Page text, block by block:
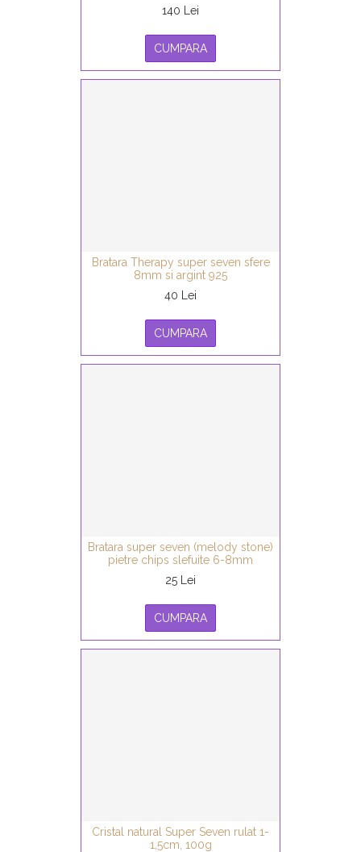
140 Lei
CUMPARA
Bratara Therapy super seven sfere
8mm si argint 925
40 Lei
CUMPARA
Bratara super seven (melody stone)
pietre chips slefuite 6-8mm
25 Lei
CUMPARA
Cristal natural Super Seven rulat 1-
1,5cm, 100g